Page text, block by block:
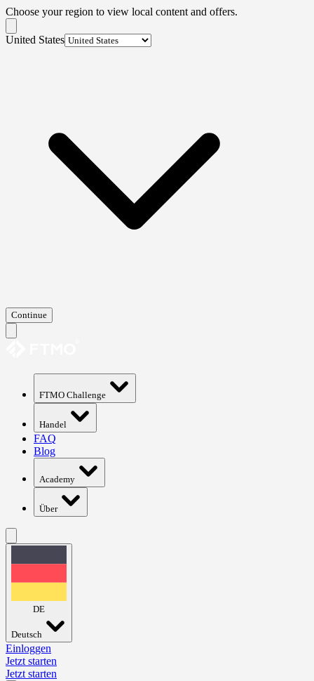
Choose your region to view local content and offers.
United States
Continue
FTMO Challenge
Handel
FAQ
Blog
Academy
Über
DE
Deutsch
Einloggen
Jetzt starten
Jetzt starten